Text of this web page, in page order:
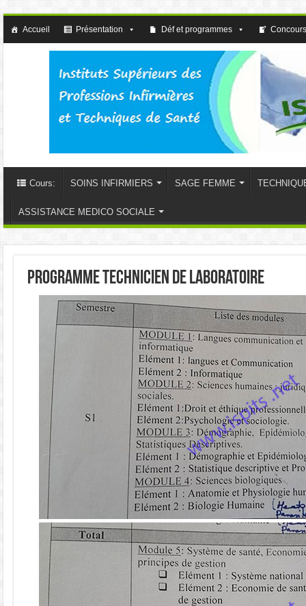
Accueil Présentation Déf et programmes
Cours: SOINS INFIRMIERS SAGE FEMME
ASSISTANCE MEDICO SOCIALE
Programme technicien de laboratoire